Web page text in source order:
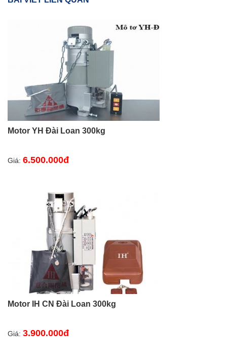
Motor YH Đài Loan 300kg
Giá: 6.500.000đ
Motor IH CN Đài Loan 300kg
Giá: 3.900.000đ